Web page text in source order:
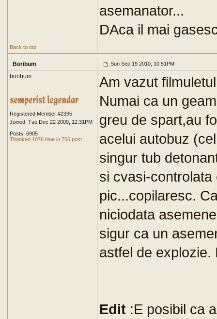
asemanator...
DAca il mai
Back to top
Boribum Sun Sep 19 2010, 10:51PM
boribum
Registered Member #2395
Joined: Tue Dec 22 2009, 12:31PM
Posts: 6905
Thanked 1076 time in 756 post
Am vazut
Numai ca un
greu de spart,au
acelui autobuz
singur tub
si cvasi-
pic...copilaresc.
niciodata
sigur ca un
astfel de explozie.
Edit :E posibil ca